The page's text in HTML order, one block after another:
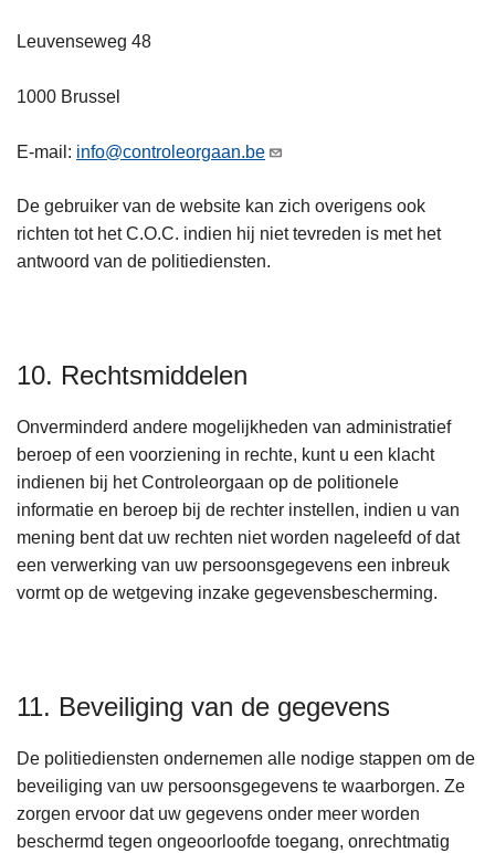
Leuvenseweg 48
1000 Brussel
E-mail: info@controleorgaan.be
De gebruiker van de website kan zich overigens ook
richten tot het C.O.C. indien hij niet tevreden is met het
antwoord van de politiediensten.
10. Rechtsmiddelen
Onverminderd andere mogelijkheden van administratief
beroep of een voorziening in rechte, kunt u een klacht
indienen bij het Controleorgaan op de politionele
informatie en beroep bij de rechter instellen, indien u van
mening bent dat uw rechten niet worden nageleefd of dat
een verwerking van uw persoonsgegevens een inbreuk
vormt op de wetgeving inzake gegevensbescherming.
11. Beveiliging van de gegevens
De politiediensten ondernemen alle nodige stappen om de
beveiliging van uw persoonsgegevens te waarborgen. Ze
zorgen ervoor dat uw gegevens onder meer worden
beschermd tegen ongeoorloofde toegang, onrechtmatig